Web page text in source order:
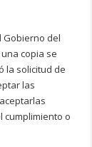
Gobierno del
copia se
la solicitud de
las
cumplimiento o